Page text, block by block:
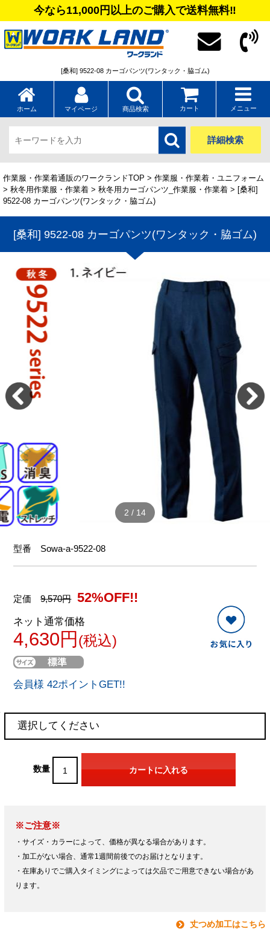
今なら11,000円以上のご購入で送料無料‼
[桑和] 9522-08 カーゴパンツ(ワンタック・脇ゴム)
ホーム マイページ 商品検索 カート メニュー
詳細検索
作業服・作業着通販のワークランドTOP > 作業服・作業着・ユニフォーム
> 秋冬用作業服・作業着 > 秋冬用カーゴパンツ_作業服・作業着 > [桑和]
9522-08 カーゴパンツ(ワンタック・脇ゴム)
[桑和] 9522-08 カーゴパンツ(ワンタック・脇ゴム)
2 / 14
型番 Sowa-a-9522-08
定価9,570円 52%OFF!!
ネット通常価格
4,630円 (税込)
会員様 42ポイントGET!!
数量
※ご注意※
・サイズ・カラーによって、価格が異なる場合があります。
・加工がない場合、通常1週間前後でのお届けとなります。
・在庫ありでご購入タイミングによっては欠品でご用意できない場合があ
ります。
丈つめ加工はこちら